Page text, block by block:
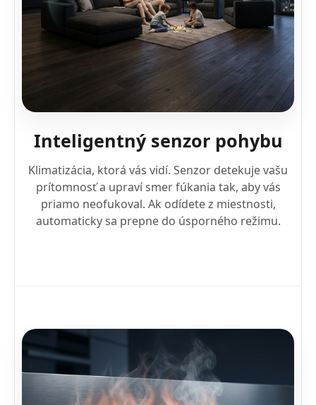
Inteligentný senzor pohybu
Klimatizácia, ktorá vás vidí. Senzor detekuje vašu
prítomnosť a upraví smer fúkania tak, aby vás
priamo neofukoval. Ak odídete z miestnosti,
automaticky sa prepne do úsporného režimu.